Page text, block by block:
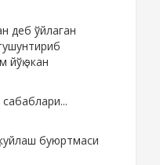
деб ўйлаган
экан
сабаблари...
буюртмаси